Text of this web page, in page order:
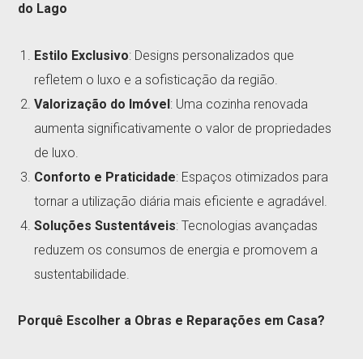
do Lago
Estilo Exclusivo: Designs personalizados que
refletem o luxo e a sofisticação da região.
Valorização do Imóvel : Uma cozinha renovada
aumenta significativamente o valor de propriedades
de luxo.
Conforto e Praticidade: Espaços otimizados para
tornar a utilização diária mais eficiente e agradável.
Soluções Sustentáveis: Tecnologias avançadas
reduzem os consumos de energia e promovem a
sustentabilidade.
Porquê Escolher a Obras e Reparações em Casa?